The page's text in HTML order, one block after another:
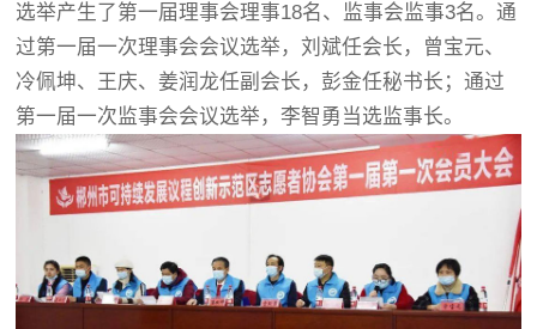
选举产生了第一届理事会理事18名、监事会监事3名。通
过第一届一次理事会会议选举，刘斌任会长，曾宝元、
冷佩坤、王庆、姜润龙任副会长，彭金任秘书长；通过
第一届一次监事会会议选举，李智勇当选监事长。